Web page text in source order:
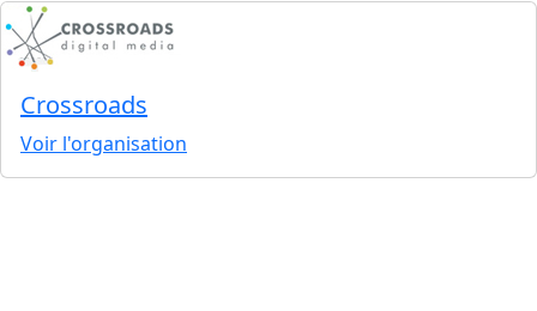
Crossroads
Voir l'organisation